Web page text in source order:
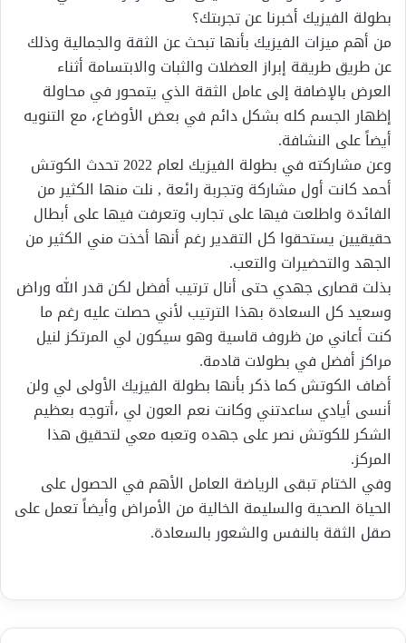
بطولة الفيزيك أخبرنا عن تجربتك؟
من أهم ميزات الفيزيك بأنها تبحث عن الثقة والجمالية وذلك
عن طريق طريقة إبراز العضلات والثبات والابتسامة أثناء
العرض بالإضافة إلى عامل الثقة الذي يتمحور في محاولة
إظهار الجسم كله بشكل دائم في بعض الأوضاع، مع التنويه
أيضاً على النشافة.
وعن مشاركته في بطولة الفيزيك لعام 2022 تحدث الكوتش
أحمد كانت أول مشاركة وتجربة رائعة , نلت منها الكثير من
الفائدة واطلعت فيها على تجارب وتعرفت فيها على أبطال
حقيقيين يستحقوا كل التقدير رغم أنها أخذت مني الكثير من
الجهد والتحضيرات والتعب.
بذلت قصارى جهدي حتى أنال ترتيب أفضل لكن قدر الله وراض
وسعيد كل السعادة بهذا الترتيب لأني حصلت عليه رغم ما
كنت أعاني من ظروف قاسية وهو سيكون لي المرتكز لنيل
مراكز أفضل في بطولات قادمة.
أضاف الكوتش كما ذكر بأنها بطولة الفيزيك الأولى لي ولن
أنسى أيادي ساعدتني وكانت نعم العون لي ،أتوجه بعظيم
الشكر للكوتش نصر على جهده وتعبه معي لتحقيق هذا
المركز.
وفي الختام تبقى الرياضة العامل الأهم في الحصول على
الحياة الصحية والسليمة الخالية من الأمراض وأيضاً تعمل على
صقل الثقة بالنفس والشعور بالسعادة.